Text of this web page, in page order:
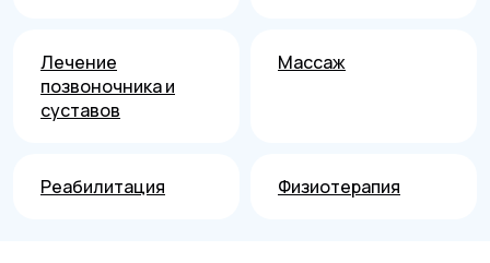
Лечение
позвоночника и
суставов
Массаж
Реабилитация Физиотерапия